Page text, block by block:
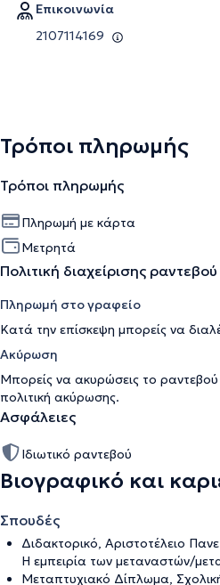
Επικοινωνία
2107114169
Τρόποι πληρωμής
Τρόποι πληρωμής
Πληρωμή με κάρτα
Μετρητά
Πολιτική διαχείρισης ραντεβού
Πληρωμή στο γραφείο
Κατά την επίσκεψη μπορείς να
Ακύρωση
Μπορείς να ακυρώσεις το
πολιτική ακύρωσης.
Ασφάλειες
Ιδιωτικό ραντεβού
Βιογραφικό και
Σπουδές
Διδακτορικό, Αριστοτέλειο
Η εμπειρία των μεταναστών/
Μεταπτυχιακό Δίπλωμα,